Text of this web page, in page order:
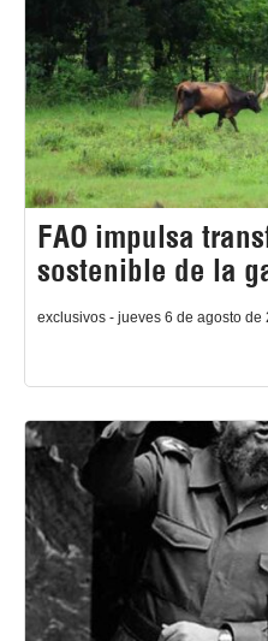
FAO impulsa
sostenible de la
exclusivos - jueves 6 de agosto de